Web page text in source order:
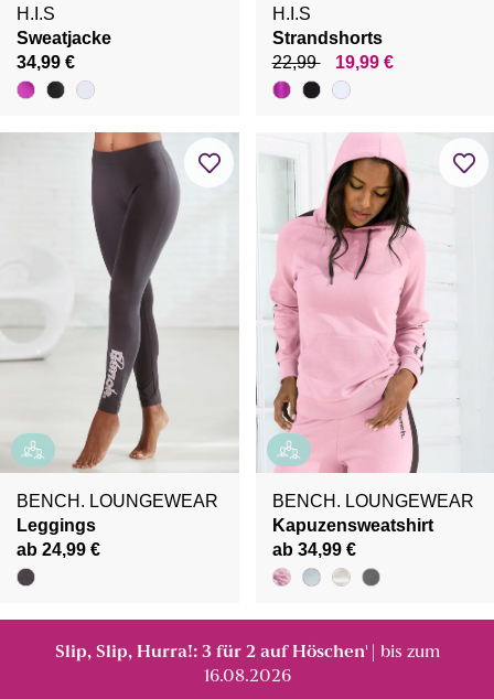
H.I.S
Sweatjacke
34,99 €
H.I.S
Strandshorts
22,99
19,99 €
BENCH. LOUNGEWEAR
Leggings
ab 24,99 €
BENCH. LOUNGEWEAR
Kapuzensweatshirt
ab 34,99 €
Slip, Slip, Hurra!: 3 für 2 auf Höschen¹
| bis zum
16.08.2026